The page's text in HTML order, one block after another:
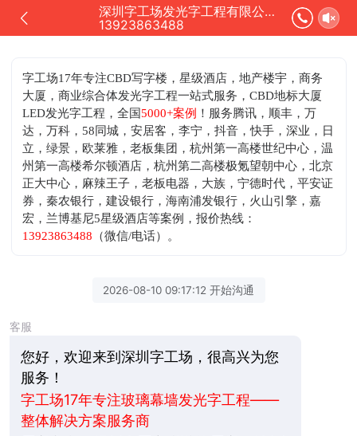
深圳字工场发光字工程有限公司正在为您服务
13923863488
字工场17年专注CBD写字楼，星级酒店，地产楼宇，商务
大厦，商业综合体发光字工程一站式服务，CBD地标大厦
LED发光字工程，全国5000+案例 ！服务腾讯，顺丰，万
达，万科，58同城，安居客，李宁，抖音，快手，深业，日
立，绿景，欧莱雅，老板集团，杭州第一高楼世纪中心，温
州第一高楼希尔顿酒店，杭州第二高楼极氪望朝中心，北京
正大中心，麻辣王子，老板电器，大族，宁德时代，平安证
券，秦农银行，建设银行，海南浦发银行，火山引擎，嘉
宏，兰博基尼5星级酒店等案例，报价热线：
13923863488 （微信/电话）。
2026-08-10 09:17:12 开始沟通
客服
您好，欢迎来到深圳字工场，很高兴为您
服务！
字工场17年专注玻璃幕墙发光字工程——
整体解决方案服务商